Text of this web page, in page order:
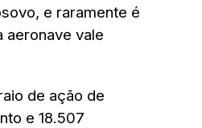
e raramente é
aeronave vale
de ação de
e 18.507